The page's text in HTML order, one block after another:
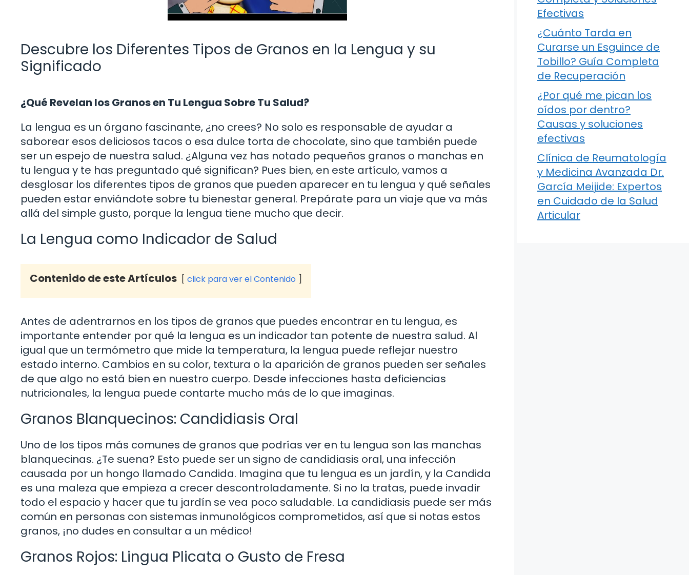
Descubre los Diferentes Tipos de Granos en la Lengua y su
Significado
¿Qué Revelan los Granos en Tu Lengua Sobre Tu Salud?
La lengua es un órgano fascinante, ¿no crees? No solo es responsable de ayudar a
saborear esos deliciosos tacos o esa dulce torta de chocolate, sino que también puede
ser un espejo de nuestra salud. ¿Alguna vez has notado pequeños granos o manchas en
tu lengua y te has preguntado qué significan? Pues bien, en este artículo, vamos a
desglosar los diferentes tipos de granos que pueden aparecer en tu lengua y qué señales
pueden estar enviándote sobre tu bienestar general. Prepárate para un viaje que va más
allá del simple gusto, porque la lengua tiene mucho que decir.
La Lengua como Indicador de Salud
Contenido de este Artículos click para ver el Contenido
Antes de adentrarnos en los tipos de granos que puedes encontrar en tu lengua, es
importante entender por qué la lengua es un indicador tan potente de nuestra salud. Al
igual que un termómetro que mide la temperatura, la lengua puede reflejar nuestro
estado interno. Cambios en su color, textura o la aparición de granos pueden ser señales
de que algo no está bien en nuestro cuerpo. Desde infecciones hasta deficiencias
nutricionales, la lengua puede contarte mucho más de lo que imaginas.
Granos Blanquecinos: Candidiasis Oral
Uno de los tipos más comunes de granos que podrías ver en tu lengua son las manchas
blanquecinas. ¿Te suena? Esto puede ser un signo de candidiasis oral, una infección
causada por un hongo llamado Candida. Imagina que tu lengua es un jardín, y la Candida
es una maleza que empieza a crecer descontroladamente. Si no la tratas, puede invadir
todo el espacio y hacer que tu jardín se vea poco saludable. La candidiasis puede ser más
común en personas con sistemas inmunológicos comprometidos, así que si notas estos
granos, ¡no dudes en consultar a un médico!
Granos Rojos: Lingua Plicata o Gusto de Fresa
Efectivas
¿Cuánto Tarda en
Curarse un Esguince de
Tobillo? Guía Completa
de Recuperación
¿Por qué me pican los
oídos por dentro?
Causas y soluciones
efectivas
Clínica de Reumatología
y Medicina Avanzada Dr.
García Meijide: Expertos
en Cuidado de la Salud
Articular